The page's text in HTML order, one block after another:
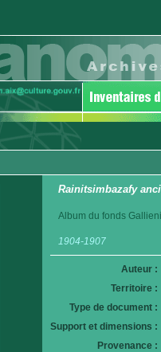
Rainitsimbazafy
Album du fonds
1904-1907
Auteur :
Territoire :
Type de document :
Support et dimensions :
Provenance :